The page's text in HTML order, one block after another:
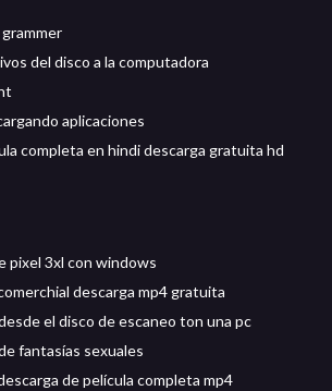
del disco a la computadora
aplicaciones
completa en hindi descarga gratuita hd
pixel 3xl con windows
descarga mp4 gratuita
el disco de escaneo ton una pc
fantasías sexuales
de película completa mp4